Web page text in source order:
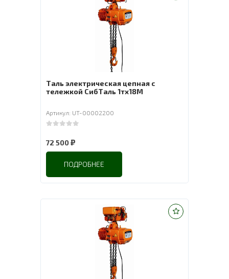
Таль электрическая цепная с
тележкой СибТаль 1тх18М
Артикул: UT-00002200
72 500₽
ПОДРОБНЕЕ